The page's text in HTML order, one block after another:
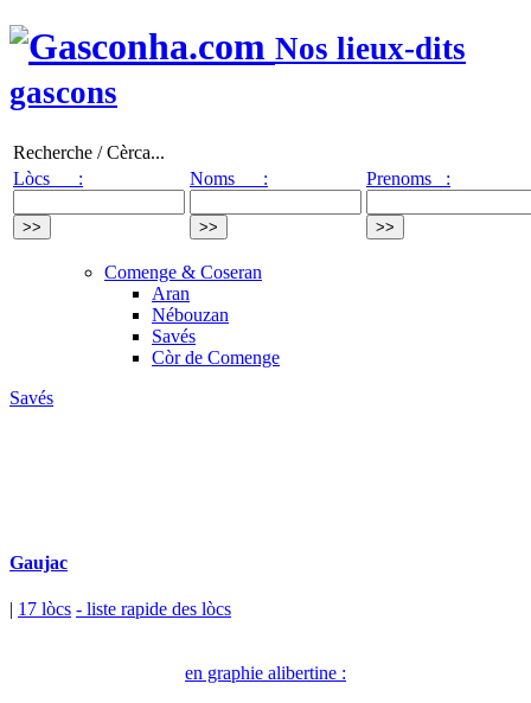
Nos lieux-dits
gascons
Recherche / Cèrca...
Lòcs :
Noms : Prenoms :
Comenge & Coseran
Aran
Nébouzan
Savés
Còr de Comenge
Savés
Gaujac
| 17 lòcs - liste rapide des lòcs
en graphie alibertine :